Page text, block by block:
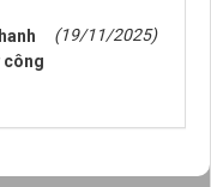
công
(19/11/2025)